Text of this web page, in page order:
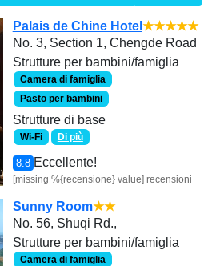
Palais de Chine Hotel ★★★★★
No. 3, Section 1, Chengde Road
Strutture per bambini/famiglia
Camera di famiglia
Pasto per bambini
Strutture di base
Wi-Fi Di più
8.8 Eccellente!
[missing %{recensione} value] recensioni
Sunny Room★★
No. 56, Shuqi Rd.,
Strutture per bambini/famiglia
Camera di famiglia